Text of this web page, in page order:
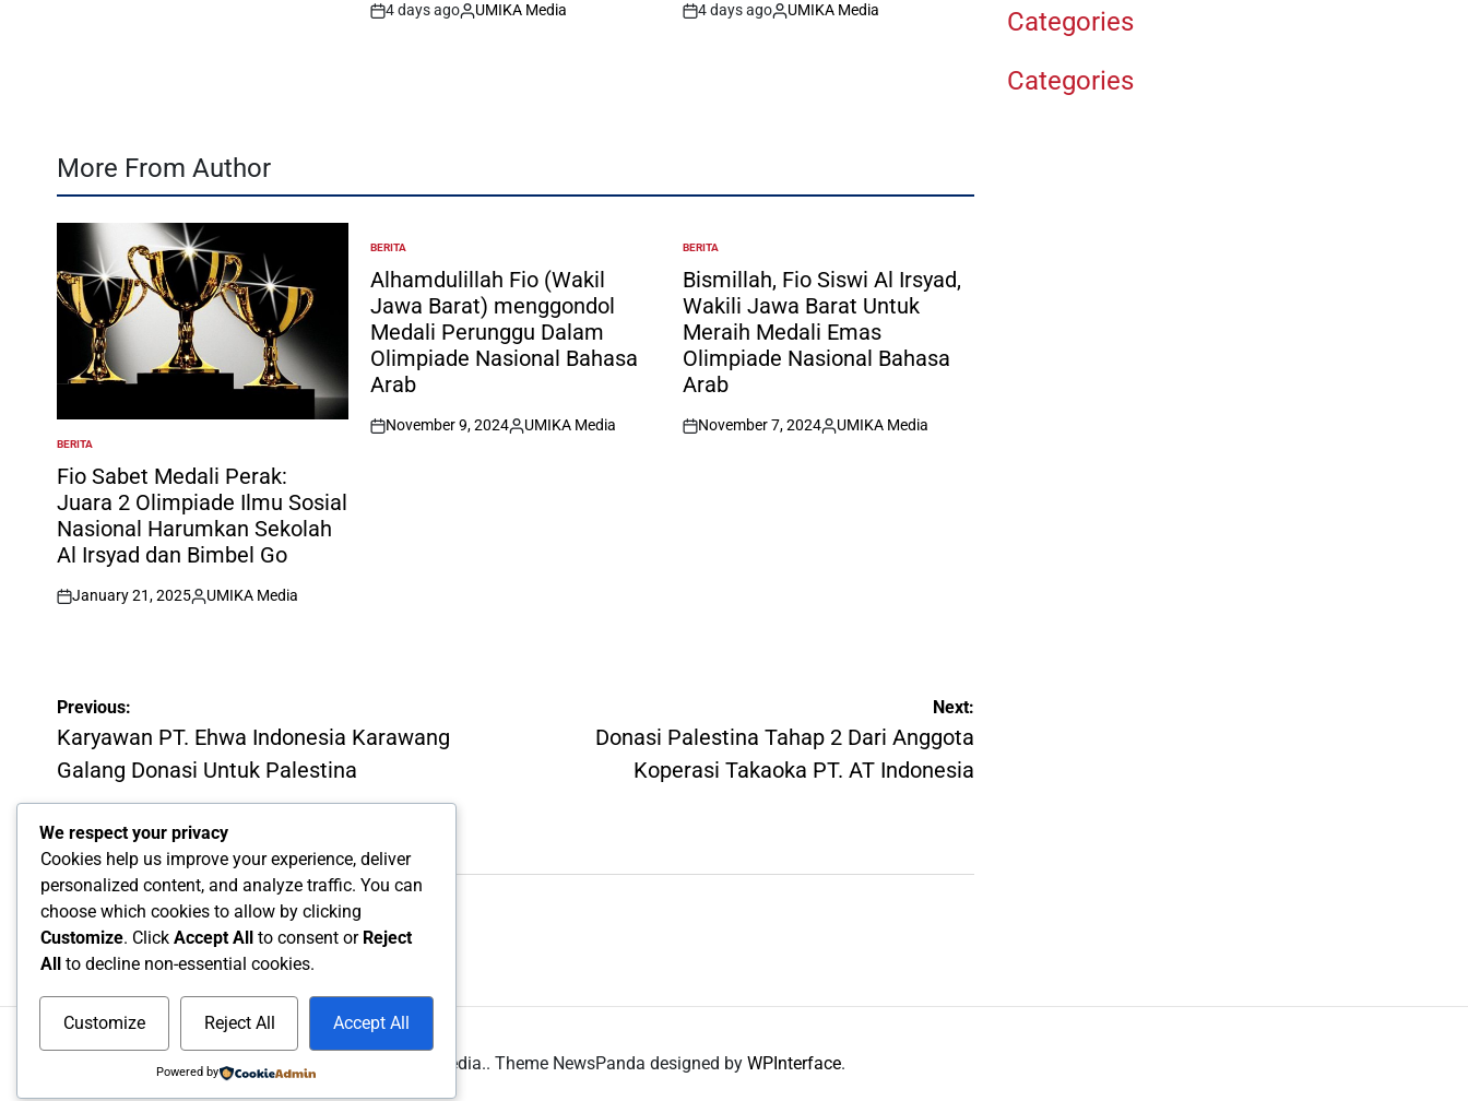
on
4 days ago
Posted
UMIKA Media
on
4 days ago
Posted
UMIKA Media
More From Author
POSTED
IN
BERITA
Fio Sabet Medali Perak:
Juara 2 Olimpiade Ilmu Sosial
Nasional Harumkan Sekolah
Al Irsyad dan Bimbel Go
on
January 21, 2025
Posted
UMIKA Media
POSTED
IN
BERITA
Alhamdulillah Fio (Wakil
Jawa Barat) menggondol
Medali Perunggu Dalam
Olimpiade Nasional Bahasa
Arab
on
November 9, 2024
Posted
UMIKA Media
POSTED
IN
BERITA
Bismillah, Fio Siswi Al Irsyad,
Wakili Jawa Barat Untuk
Meraih Medali Emas
Olimpiade Nasional Bahasa
Arab
on
November 7, 2024
Posted
UMIKA Media
Post
navigation
Previous:
Karyawan PT. Ehwa Indonesia Karawang
Galang Donasi Untuk Palestina
Next:
Donasi Palestina Tahap 2 Dari Anggota
Koperasi Takaoka PT. AT Indonesia
Categories
Categories
© All rights reserved. Proudly powered by UMIKA Media.. Theme NewsPanda designed by WPInterface.
We respect your privacy
Cookies help us improve your experience, deliver
personalized content, and analyze traffic. You can
choose which cookies to allow by clicking
Customize. Click Accept All to consent or Reject
All to decline non-essential cookies.
Customize Reject All Accept All
Powered by